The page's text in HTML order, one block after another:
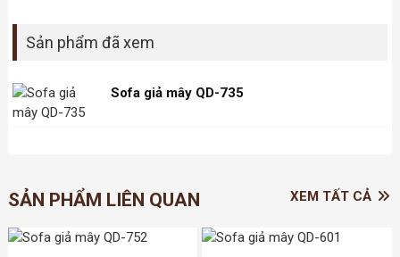
Sản phẩm đã xem
Sofa giả mây QD-735
SẢN PHẨM LIÊN QUAN XEM TẤT CẢ